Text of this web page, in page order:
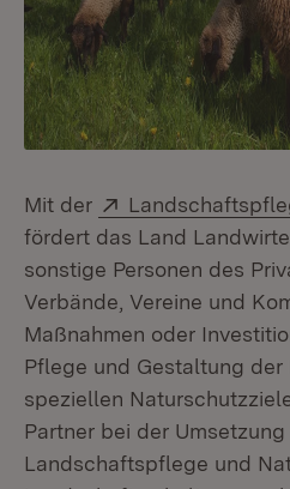
Mit der Extern:
fördert das Land
sonstige Personen des
Verbände, Vereine und
Maßnahmen oder
Pflege und Gestaltung
speziellen
Partner bei der Umsetzung
Landschaftspflege und